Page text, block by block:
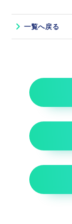
一覧へ戻る